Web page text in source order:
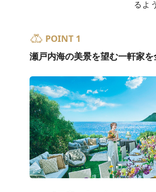
るよ
POINT 1
瀬戸内海の美景を望む一軒家を